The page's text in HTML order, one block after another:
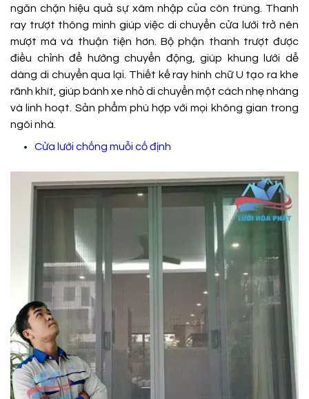
ngăn chặn hiệu quả sự xâm nhập của côn trùng. Thanh
ray trượt thông minh giúp việc di chuyển cửa lưới trở nên
mượt mà và thuận tiện hơn. Bộ phận thanh trượt được
điều chỉnh để hướng chuyển động, giúp khung lưới dễ
dàng di chuyển qua lại. Thiết kế ray hình chữ U tạo ra khe
rãnh khít, giúp bánh xe nhỏ di chuyển một cách nhẹ nhàng
và linh hoạt. Sản phẩm phù hợp với mọi không gian trong
ngôi nhà.
Cửa lưới chống muỗi cố định